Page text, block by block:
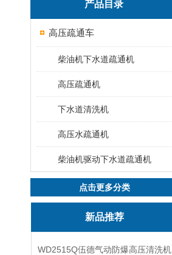
产品目录
高压疏通车
柴油机下水道疏通机
高压疏通机
下水道清洗机
高压水疏通机
柴油机驱动下水道疏通机
点击更多分类
新品推荐
WD2515Q伍德气动防爆高压清洗机